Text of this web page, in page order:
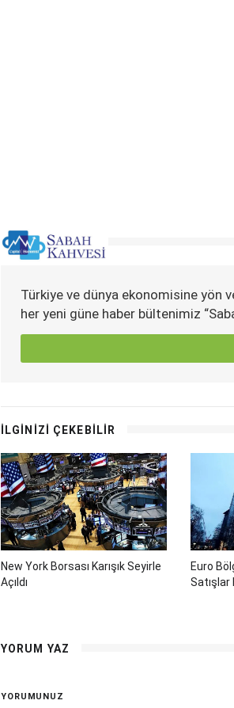
Türkiye ve dünya ekonomisine yön
her yeni güne haber bültenimiz
İLGİNİZİ ÇEKEBİLİR
New York Borsası Karışık Seyirle
Açıldı
Euro
Satışlar
YORUM YAZ
YORUMUNUZ